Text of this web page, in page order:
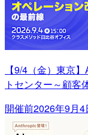
【9/4（金）東京
トセンター～顧客
開催前2026年9月4